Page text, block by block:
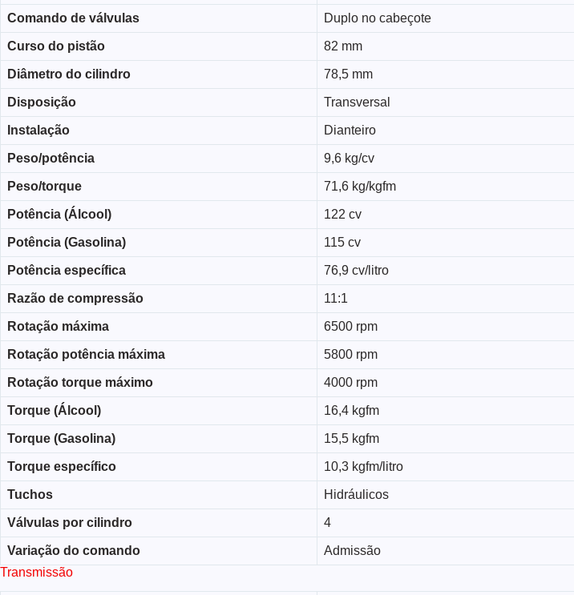
Comando de válvulas Duplo no cabeçote
Curso do pistão 82 mm
Diâmetro do cilindro 78,5 mm
Disposição Transversal
Instalação Dianteiro
Peso/potência 9,6 kg/cv
Peso/torque 71,6 kg/kgfm
Potência (Álcool) 122 cv
Potência (Gasolina) 115 cv
Potência específica 76,9 cv/litro
Razão de compressão 11:1
Rotação máxima 6500 rpm
Rotação potência máxima 5800 rpm
Rotação torque máximo 4000 rpm
Torque (Álcool) 16,4 kgfm
Torque (Gasolina) 15,5 kgfm
Torque específico 10,3 kgfm/litro
Tuchos Hidráulicos
Válvulas por cilindro 4
Variação do comando
Admissão
Transmissão